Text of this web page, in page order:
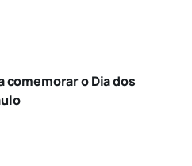
comemorar o Dia dos